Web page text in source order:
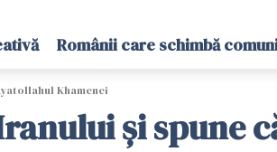
Românii care schimbă
Khamenei
și spune